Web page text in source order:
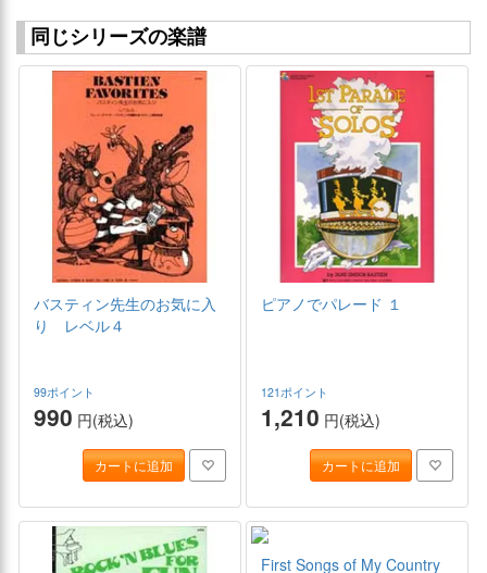
同じシリーズの楽譜
バスティン先生のお気に入
り レベル４
99ポイント
990 円(税込)
カートに追加
ピアノでパレード １
121ポイント
1,210 円(税込)
カートに追加
First Songs of My Country